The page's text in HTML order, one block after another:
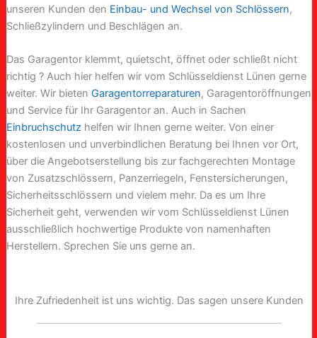
unseren Kunden den Einbau- und Wechsel von Schlössern,
Schließzylindern und Beschlägen an.
Das Garagentor klemmt, quietscht, öffnet oder schließt nicht
richtig ? Auch hier helfen wir vom Schlüsseldienst Lünen gerne
weiter. Wir bieten Garagentorreparaturen, Garagentoröffnungen
und Service für Ihr Garagentor an. Auch in Sachen
Einbruchschutzhelfen wir Ihnen gerne weiter. Von einer
kostenlosen und unverbindlichen Beratung bei Ihnen vor Ort,
über die Angebotserstellung bis zur fachgerechten Montage
von Zusatzschlössern, Panzerriegeln, Fenstersicherungen,
Sicherheitsschlössern und vielem mehr. Da es um Ihre
Sicherheit geht, verwenden wir vom Schlüsseldienst Lünen
ausschließlich hochwertige Produkte von namenhaften
Herstellern. Sprechen Sie uns gerne an.
Ihre Zufriedenheit ist uns wichtig. Das sagen unsere Kunden